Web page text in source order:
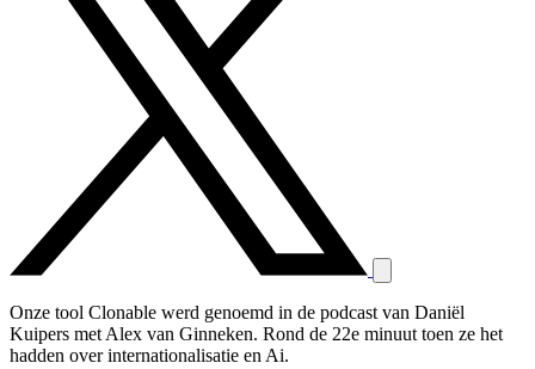
Onze tool Clonable werd genoemd in de podcast van Daniël
Kuipers met Alex van Ginneken. Rond de 22e minuut toen ze het
hadden over internationalisatie en Ai.